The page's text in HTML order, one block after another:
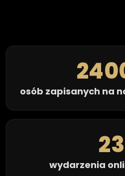
osób zapisanych na
23
wydarzenia